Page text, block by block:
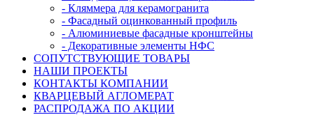
- Кляммера для керамогранита
- Фасадный оцинкованный профиль
- Алюминиевые фасадные кронштейны
- Декоративные элементы НФС
СОПУТСТВУЮЩИЕ ТОВАРЫ
НАШИ ПРОЕКТЫ
КОНТАКТЫ КОМПАНИИ
КВАРЦЕВЫЙ АГЛОМЕРАТ
РАСПРОДАЖА ПО АКЦИИ